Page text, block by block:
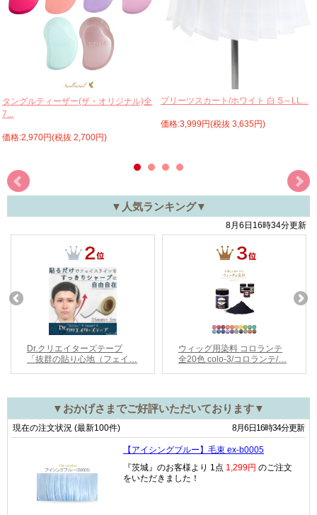
タングルティーザー(ザ・オリジナル)全
7...
価格:2,970円(税抜 2,700円)
プリーツスカート/ホワイト 白 S～LL...
価格:3,999円(税抜 3,635円)
▼人気ランキング▼
▼おかげさまでご好評いただいております▼